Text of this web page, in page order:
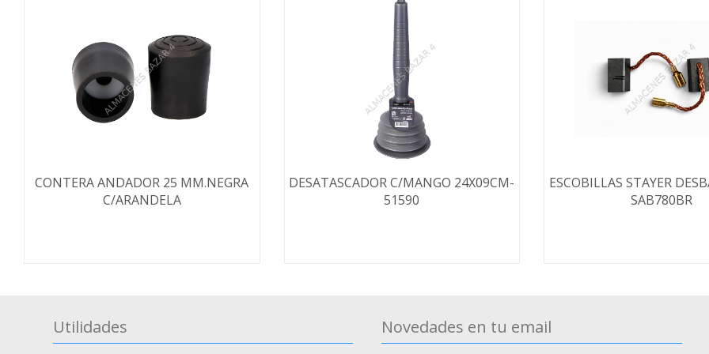
CONTERA ANDADOR 25 MM.NEGRA
C/ARANDELA
DESATASCADOR C/MANGO 24X09CM-
51590
ESCOBILLAS STAYER
SAB780BR
Utilidades Novedades en tu email